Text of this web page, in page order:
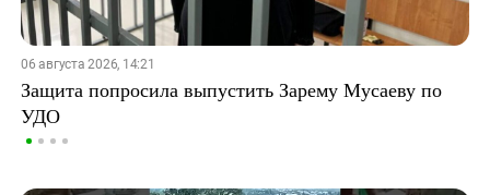
06 августа 2026, 14:21
Защита попросила выпустить Зарему Мусаеву по
УДО